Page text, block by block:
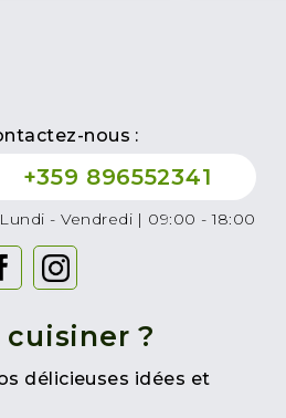
nous :
+359 896552341
Lundi - Vendredi | 09:00 - 18:00
cuisiner ?
délicieuses idées et